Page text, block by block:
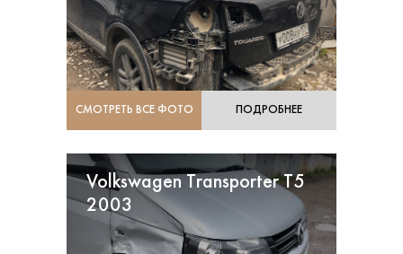
СМОТРЕТЬ ВСЕ ФОТО ПОДРОБНЕЕ
Volkswagen Transporter T5
2003